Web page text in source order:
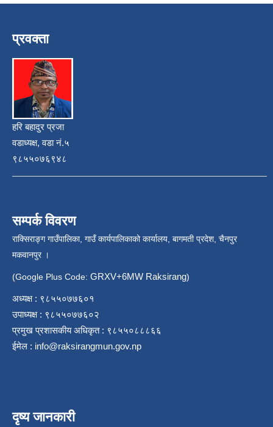
प्रवक्ता
हरि बहादुर प्रजा
वडाध्यक्ष, वडा नं.५
९८५५०७६९४८
सम्पर्क विवरण
राक्सिराङ्ग गाउँपालिका, गाउँ कार्यपालिकाको कार्यालय, बागमती प्रदेश, चैनपुर
मकवानपुर ।
(Google Plus Code: GRXV+6MW Raksirang)
अध्यक्ष : ९८५५०७७६०१
उपाध्यक्ष : ९८५५०७७६०२
प्रमुख प्रशासकीय अधिकृत : ९८५५०८८८६६
ईमेल : info@raksirangmun.gov.np
दृष्य जानकारी